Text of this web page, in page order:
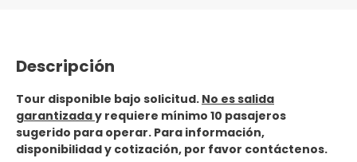
Descripción
Tour disponible bajo solicitud. No es salida
garantizaday requiere mínimo 10 pasajeros
sugerido para operar. Para información,
disponibilidad y cotización, por favor contáctenos.